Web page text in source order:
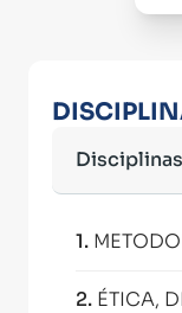
Disciplinas
1.
2. ÉTICA,